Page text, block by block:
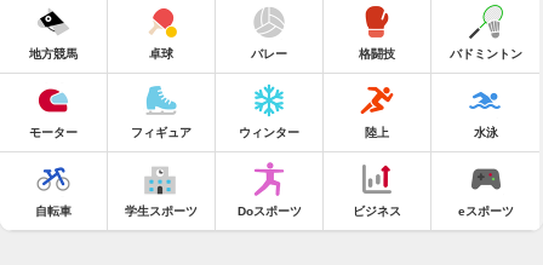
地方競馬 卓球 バレー 格闘技 バドミントン
モーター フィギュア ウィンター 陸上 水泳
自転車 学生スポーツ Doスポーツ ビジネス eスポーツ